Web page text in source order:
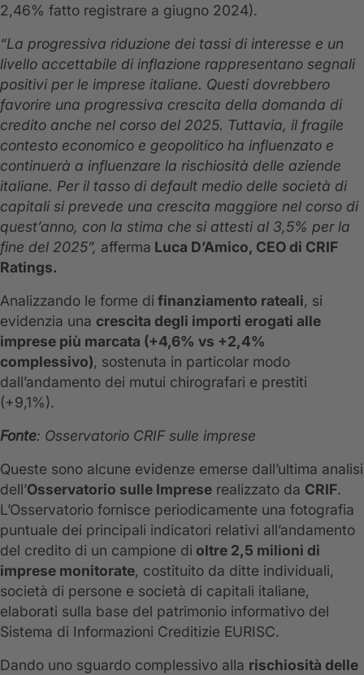
2,46% fatto registrare a giugno 2024).
“La progressiva riduzione dei tassi di interesse e un
livello accettabile di inflazione rappresentano segnali
positivi per le imprese italiane. Questi dovrebbero
favorire una progressiva crescita della domanda di
credito anche nel corso del 2025. Tuttavia, il fragile
contesto economico e geopolitico ha influenzato e
continuerà a influenzare la rischiosità delle aziende
italiane. Per il tasso di default medio delle società di
capitali si prevede una crescita maggiore nel corso di
quest’anno, con la stima che si attesti al 3,5% per la
fine del 2025”, afferma Luca D’Amico, CEO di CRIF
Ratings.
Analizzando le forme di finanziamento rateali, si
evidenzia una crescita degli importi erogati alle
imprese più marcata (+4,6% vs +2,4%
complessivo), sostenuta in particolar modo
dall’andamento dei mutui chirografari e prestiti
(+9,1%).
Fonte: Osservatorio CRIF sulle imprese
Queste sono alcune evidenze emerse dall’ultima analisi
dell’Osservatorio sulle Imprese realizzato da CRIF.
L’Osservatorio fornisce periodicamente una fotografia
puntuale dei principali indicatori relativi all’andamento
del credito di un campione di oltre 2,5 milioni di
imprese monitorate, costituito da ditte individuali,
società di persone e società di capitali italiane,
elaborati sulla base del patrimonio informativo del
Sistema di Informazioni Creditizie EURISC.
Dando uno sguardo complessivo alla rischiosità delle